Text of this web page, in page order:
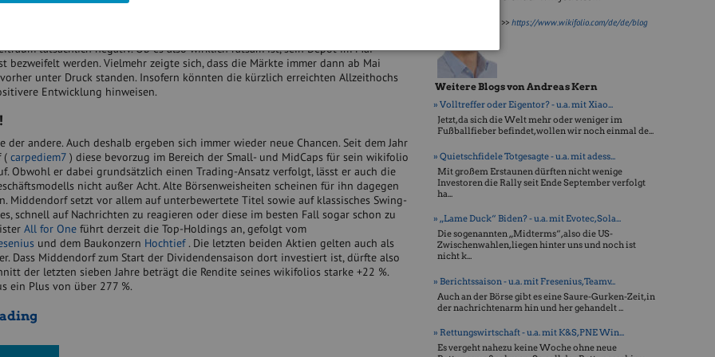
vereinnahmt haben, stammt allerdings noch aus einer anderen Zeit.
tatsächlich negativ. Ob es also wirklich ratsam ist, sein Depot im Mai
bezweifelt werden. Vielmehr zeigte sich, dass die Märkte immer dann ab Mai
unter Druck standen. Insofern könnten die kürzlich erreichten Allzeithochs
Entwicklung hinweisen.
der andere. Auch deshalb ergeben sich immer wieder neue Chancen. Seit dem Jahr
( carpediem7) diese bevorzug im Bereich der Small- und MidCaps für sein wikifolio
Obwohl er dabei grundsätzlich einen Trading-Ansatz verfolgt, lässt er auch die
nicht außer Acht. Alte Börsenweisheiten scheinen für ihn dagegen
Middendorf setzt vor allem auf unterbewertete Titel sowie auf klassisches Swing-
schnell auf Nachrichten zu reagieren oder diese im besten Fall sogar schon zu
All for Oneführt derzeit die Top-Holdings an, gefolgt vom
und dem Baukonzern Hochtief. Die letzten beiden Aktien gelten auch als
Dass Middendorf zum Start der Dividendensaison dort investiert ist, dürfte also
der letzten sieben Jahre beträgt die Rendite seines wikifolios starke +22 %.
ein Plus von über 277 %.
>>https://www.wikifolio.com/de/de/blog
Weitere Blogs von Andreas Kern
» Volltreffer oder Eigentor? - u.a. mit Xiao...
Jetzt, da sich die Welt mehr oder weniger im
Fußballfieber befindet, wollen wir noch einmal de...
» Quietschfidele Totgesagte - u.a. mit adess...
Mit großem Erstaunen dürften nicht wenige
Investoren die Rally seit Ende September verfolgt
ha...
» „Lame Duck“ Biden? - u.a. mit Evotec, Sola...
Die sogenannten „Midterms“, also die US-
Zwischenwahlen, liegen hinter uns und noch ist
nicht k...
» Berichtssaison - u.a. mit Fresenius, Teamv...
Auch an der Börse gibt es eine Saure-Gurken-Zeit, in
der nachrichtenarm hin und her gehandelt ...
» Rettungswirtschaft - u.a. mit K&S, PNE Win...
Es vergeht nahezu keine Woche ohne neue